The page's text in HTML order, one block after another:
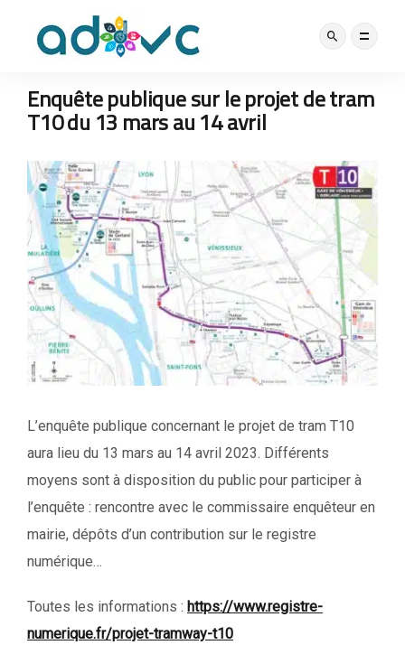
Enquête publique sur le projet de tram
T10 du 13 mars au 14 avril
L’enquête publique concernant le projet de tram T10
aura lieu du 13 mars au 14 avril 2023. Différents
moyens sont à disposition du public pour participer à
l’enquête : rencontre avec le commissaire enquêteur en
mairie, dépôts d’un contribution sur le registre
numérique…
Toutes les informations : https://www.registre-
numerique.fr/projet-tramway-t10